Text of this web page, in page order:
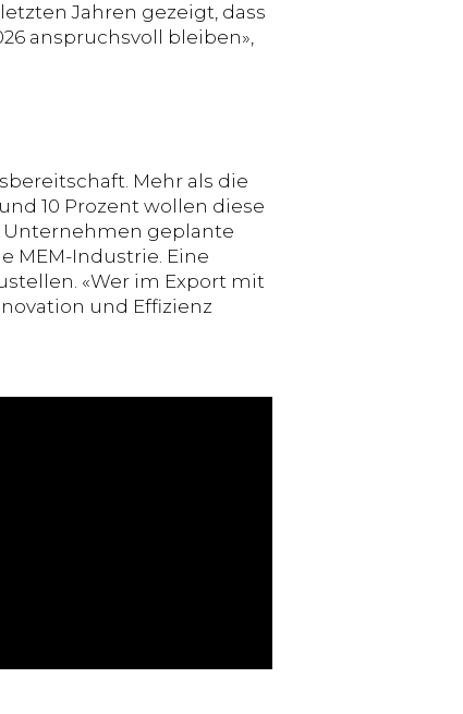
Jahren gezeigt, dass
anspruchsvoll bleiben»,
Mehr als die
10 Prozent wollen diese
Unternehmen geplante
MEM-Industrie. Eine
«Wer im Export mit
und Effizienz